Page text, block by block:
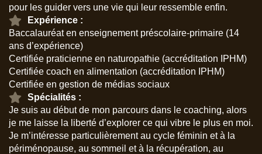
pour les guider vers une vie qui leur ressemble enfin.
Expérience :
Baccalauréat en enseignement préscolaire-primaire (14
ans d’expérience)
Certifiée praticienne en naturopathie (accréditation IPHM)
Certifiée coach en alimentation (accréditation IPHM)
Certifiée en gestion de médias sociaux
Spécialités :
Je suis au début de mon parcours dans le coaching, alors
je me laisse la liberté d’explorer ce qui vibre le plus en moi.
Je m’intéresse particulièrement au cycle féminin et à la
périménopause, au sommeil et à la récupération, au